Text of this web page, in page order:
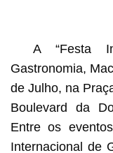
A “Festa
Gastronomia,
de Julho, na
Boulevard da
Entre os
Internacional de